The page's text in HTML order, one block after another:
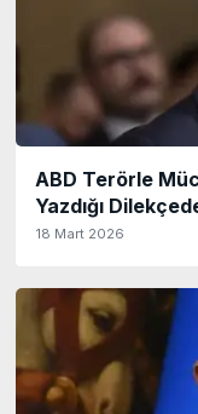
ABD Terörle
Yazdığı
18 Mart 2026